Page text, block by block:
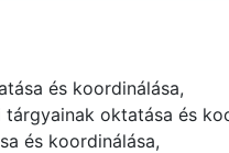
és koordinálása,
oktatása és
és koordinálása,